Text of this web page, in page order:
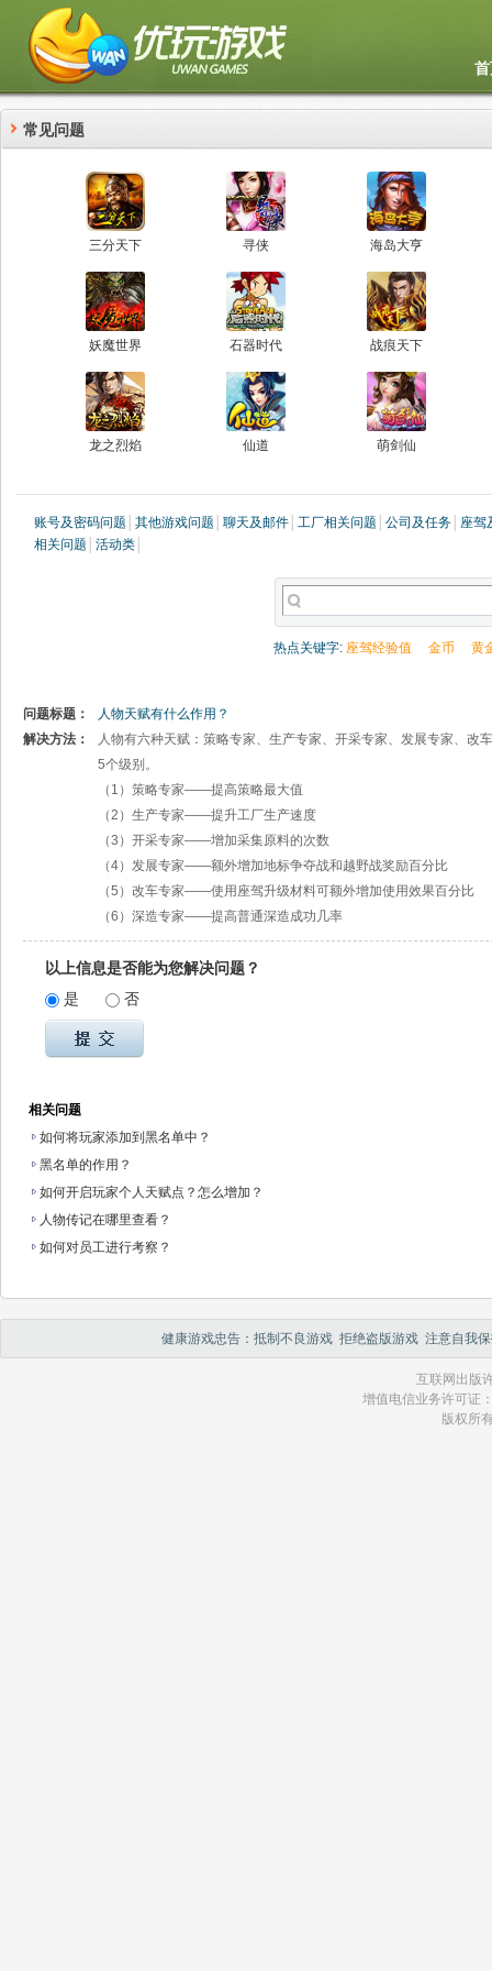
常见问题
三分天下 寻侠 海岛大亨
妖魔世界 石器时代 战痕天下
龙之烈焰 仙道 萌剑仙
账号及密码问题 其他游戏问题 聊天及邮件 工厂相关问题 公司及任务
座驾
相关问题
活动类
热点关键字: 座驾经验值 金币 黄
问题标题：
人物天赋有什么作用？
解决方法：
人物有六种天赋：策略专家、生产专家、开采专家、发展专家、改
5个级别。
（1）策略专家——提高策略最大值
（2）生产专家——提升工厂生产速度
（3）开采专家——增加采集原料的次数
（4）发展专家——额外增加地标争夺战和越野战奖励百分比
（5）改车专家——使用座驾升级材料可额外增加使用效果百分比
（6）深造专家——提高普通深造成功几率
以上信息是否能为您解决问题？
是
否
相关问题
如何将玩家添加到黑名单中？
黑名单的作用？
如何开启玩家个人天赋点？怎么增加？
人物传记在哪里查看？
如何对员工进行考察？
健康游戏忠告：抵制不良游戏 拒绝盗版游戏 注意自我
互联网出版
增值电信业务许可证
版权所